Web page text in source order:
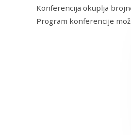
Konferencija okuplja
Program konferencije